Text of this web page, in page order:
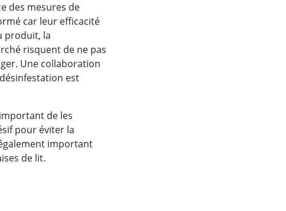
des mesures de
car leur efficacité
produit, la
risquent de ne pas
Une collaboration
est
de les
pour éviter la
important
de lit.